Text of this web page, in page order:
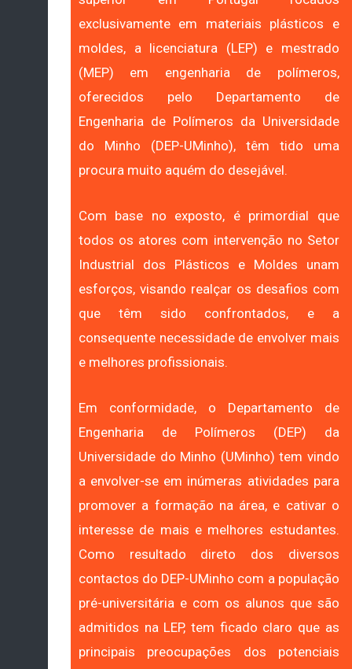
exclusivamente em materiais plásticos e
moldes, a licenciatura (LEP) e mestrado
(MEP) em engenharia de polímeros,
oferecidos pelo Departamento de
Engenharia de Polímeros da Universidade
do Minho (DEP-UMinho), têm tido uma
procura muito aquém do desejável.
Com base no exposto, é primordial que
todos os atores com intervenção no Setor
Industrial dos Plásticos e Moldes unam
esforços, visando realçar os desafios com
que têm sido confrontados, e a
consequente necessidade de envolver mais
e melhores profissionais.
Em conformidade, o Departamento de
Engenharia de Polímeros (DEP) da
Universidade do Minho (UMinho) tem vindo
a envolver-se em inúmeras atividades para
promover a formação na área, e cativar o
interesse de mais e melhores estudantes.
Como resultado direto dos diversos
contactos do DEP-UMinho com a população
pré-universitária e com os alunos que são
admitidos na LEP, tem ficado claro que as
principais preocupações dos potenciais